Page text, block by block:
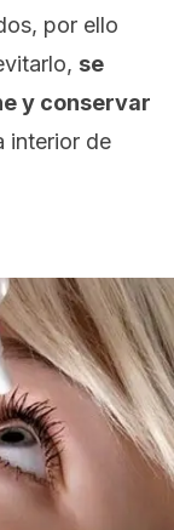
por ello
se
y conservar
interior de